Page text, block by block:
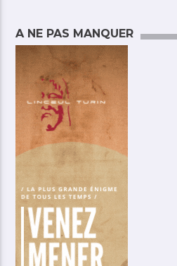
A NE PAS MANQUER